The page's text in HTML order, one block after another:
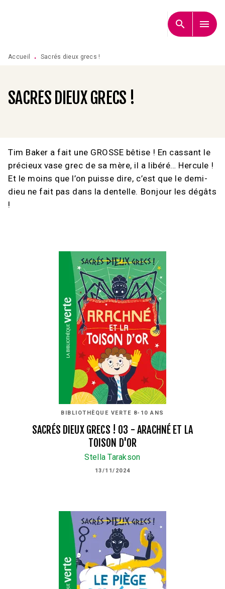
search menu
Accueil • Sacrés dieux grecs !
SACRÉS DIEUX GRECS !
Tim Baker a fait une GROSSE bêtise ! En cassant le
précieux vase grec de sa mère, il a libéré… Hercule !
Et le moins que l’on puisse dire, c’est que le demi-
dieu ne fait pas dans la dentelle. Bonjour les dégâts
!
BIBLIOTHÈQUE VERTE 8-10 ANS
SACRÉS DIEUX GRECS ! 03 - ARACHNÉ ET LA
TOISON D'OR
Stella Tarakson
13/11/2024